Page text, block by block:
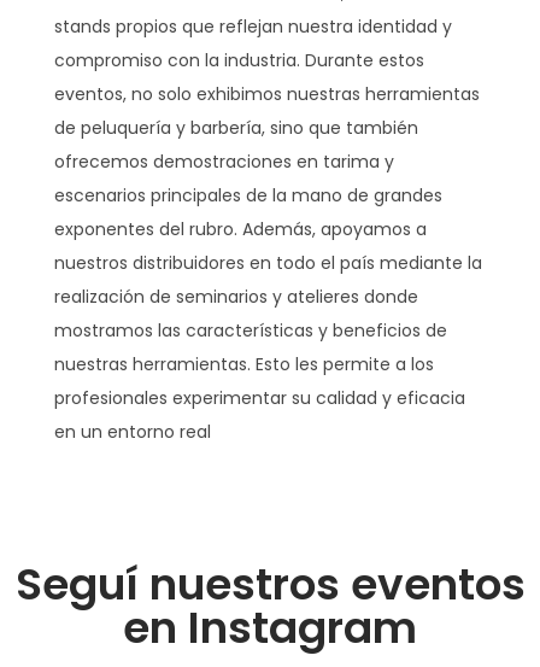
stands propios que reflejan nuestra identidad y
compromiso con la industria. Durante estos
eventos, no solo exhibimos nuestras herramientas
de peluquería y barbería, sino que también
ofrecemos demostraciones en tarima y
escenarios principales de la mano de grandes
exponentes del rubro. Además, apoyamos a
nuestros distribuidores en todo el país mediante la
realización de seminarios y atelieres donde
mostramos las características y beneficios de
nuestras herramientas. Esto les permite a los
profesionales experimentar su calidad y eficacia
en un entorno real
Seguí nuestros eventos
en Instagram